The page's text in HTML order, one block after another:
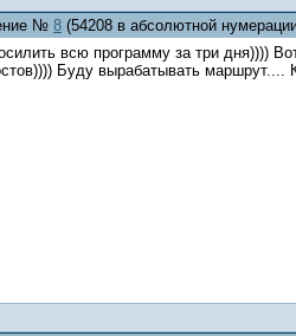
№ 8 (54208 в абсолютной
всю программу за три дня))))
Буду вырабатывать